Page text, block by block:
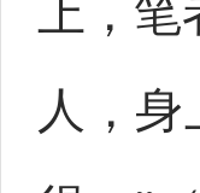
上，笔
人，